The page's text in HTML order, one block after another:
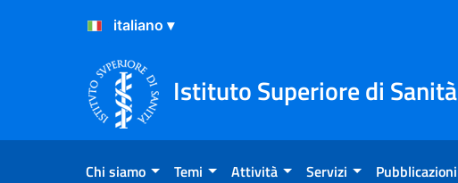
Salta al Contenuto
Salta al Footer
Istituto Superiore di Sanità
Chi siamo Temi Attività Servizi Pubblicazioni